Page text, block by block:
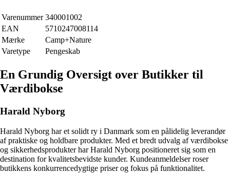
Varenummer 340001002
EAN
5710247008114
Mærke
Camp+Nature
Varetype
Pengeskab
En Grundig Oversigt over Butikker til
Værdibokse
Harald Nyborg
Harald Nyborg har et solidt ry i Danmark som en pålidelig leverandør
af praktiske og holdbare produkter. Med et bredt udvalg af værdibokse
og sikkerhedsprodukter har Harald Nyborg positioneret sig som en
destination for kvalitetsbevidste kunder. Kundeanmeldelser roser
butikkens konkurrencedygtige priser og fokus på funktionalitet.